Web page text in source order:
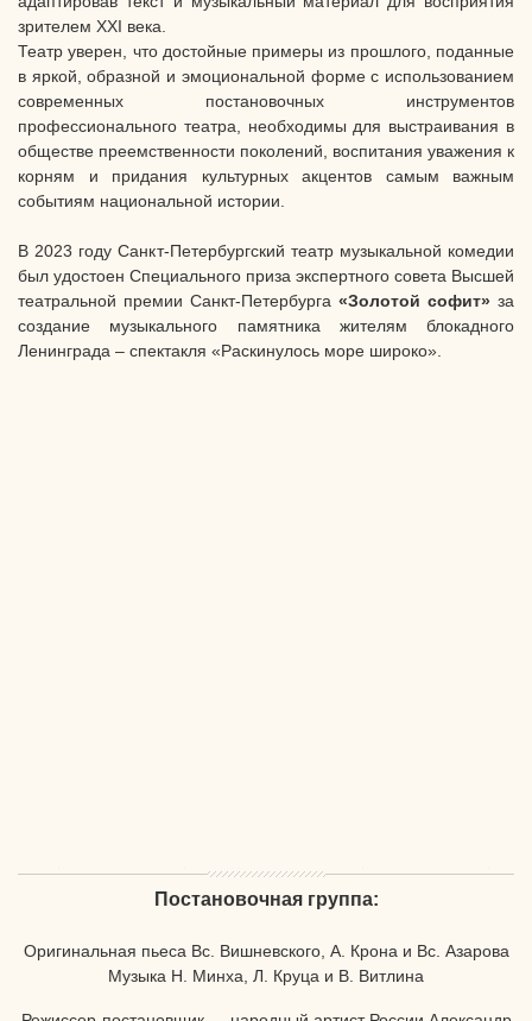
зрителем XXI века.
Театр уверен, что достойные примеры из прошлого, поданные
в яркой, образной и эмоциональной форме с использованием
современных постановочных инструментов
профессионального театра, необходимы для выстраивания в
обществе преемственности поколений, воспитания уважения к
корням и придания культурных акцентов самым важным
событиям национальной истории.
В 2023 году Санкт-Петербургский театр музыкальной комедии
был удостоен Специального приза экспертного совета Высшей
театральной премии Санкт-Петербурга «Золотой софит» за
создание музыкального памятника жителям блокадного
Ленинграда – спектакля «Раскинулось море широко».
Постановочная группа:
Оригинальная пьеса Вс. Вишневского, А. Крона и Вс. Азарова
Музыка Н. Минха, Л. Круца и В. Витлина